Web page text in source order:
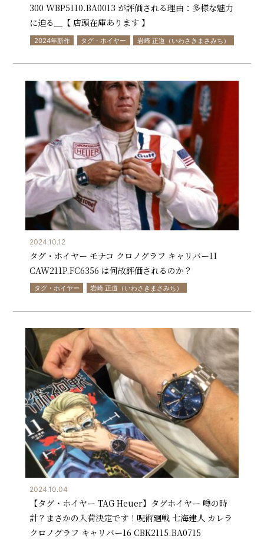
300 WBP5110.BA0013 が評価される理由：多様な魅力
に迫る＿【 店頭在庫あります 】
2024年新作 タグ・ホイヤー 岩崎 正道（いわさきまさみち）
2024.10.12
タグ・ホイヤー モナコ クロノグラフ キャリバー11
CAW211P.FC6356 は何故評価されるのか？
タグ・ホイヤー 岩崎 正道（いわさきまさみち）
2024.10.04
【タグ・ホイヤー TAG Heuer】タグホイヤー 噂の時
計？まさかの入荷決定です！呪術廻戦 七海建人 カレラ
クロノグラフ キャリバー16 CBK2115.BA0715